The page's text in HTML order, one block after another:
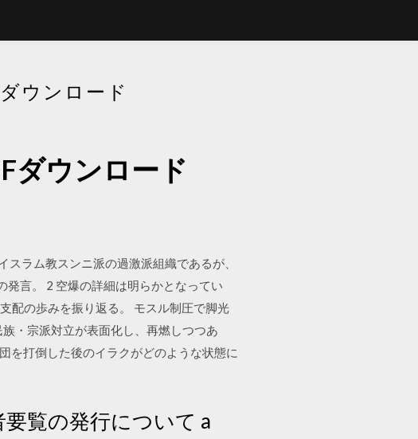
ウンロード
ダウンロード
ラム教スンニ派の過激派組織であるが、
発言。 2 空爆の詳細は明らかとなってい
配の歩みを振り返る。 モスル制圧で脚光
・宗派対立が表面化し、再燃しつつあ
を打倒した後のイラクがどのような状態に
覧の発行について a